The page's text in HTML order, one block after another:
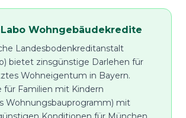
Wohngebäudekredite
Landesbodenkreditanstalt
bietet zinsgünstige Darlehen für
Wohneigentum in Bayern.
für Familien mit Kindern
Wohnungsbauprogramm) mit